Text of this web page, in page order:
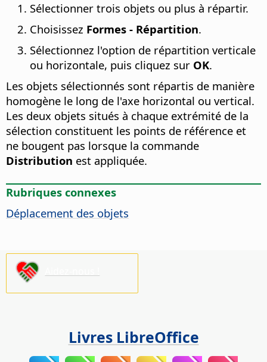
Sélectionner trois objets ou plus à répartir.
Choisissez Formes - Répartition.
Sélectionnez l'option de répartition verticale
ou horizontale, puis cliquez sur OK.
Les objets sélectionnés sont répartis de manière
homogène le long de l'axe horizontal ou vertical.
Les deux objets situés à chaque extrémité de la
sélection constituent les points de référence et
ne bougent pas lorsque la commande
Distribution est appliquée.
Rubriques connexes
Déplacement des objets
Livres LibreOffice